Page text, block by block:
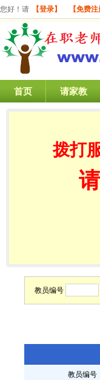
您好！请 【登录】 【免费注
首页 请家教
拨打
教员编号
教员编号